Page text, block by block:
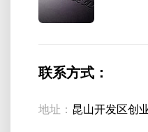
联系方式：
地址： 昆山开发区创